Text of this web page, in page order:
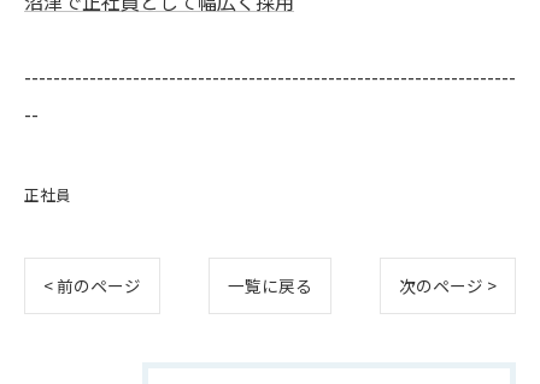
--------------------------------------------------------------------
--
正社員
< 前のページ 一覧に戻る 次のページ >